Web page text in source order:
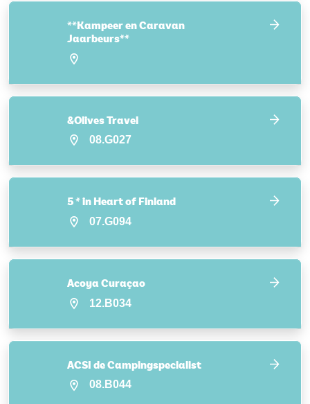
**Kampeer en Caravan
Jaarbeurs**
&Olives Travel
08.G027
5 * in Heart of Finland
07.G094
Acoya Curaçao
12.B034
ACSI de Campingspecialist
08.B044